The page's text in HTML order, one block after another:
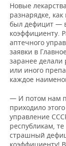
Новые
разнарядке,
был дефицит —
коэффициенту.
аптечного
заявки в
заранее делали
или иного
каждое
— И потом нам
приходило
управление
республикам,
страшный